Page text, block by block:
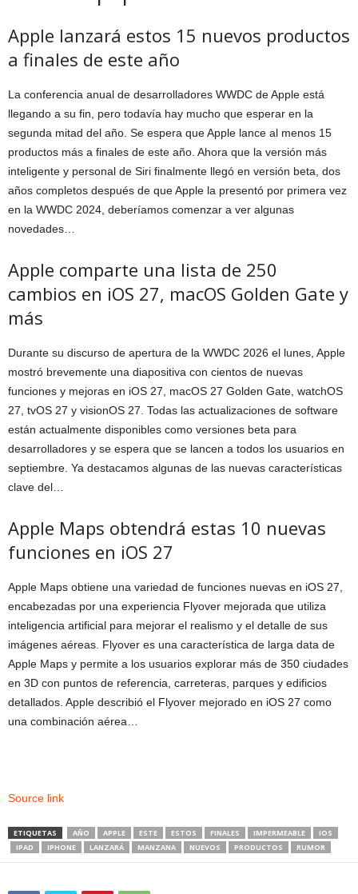
Apple lanzará estos 15 nuevos productos
a finales de este año
La conferencia anual de desarrolladores WWDC de Apple está
llegando a su fin, pero todavía hay mucho que esperar en la
segunda mitad del año. Se espera que Apple lance al menos 15
productos más a finales de este año. Ahora que la versión más
inteligente y personal de Siri finalmente llegó en versión beta, dos
años completos después de que Apple la presentó por primera vez
en la WWDC 2024, deberíamos comenzar a ver algunas
novedades…
Apple comparte una lista de 250
cambios en iOS 27, macOS Golden Gate y
más
Durante su discurso de apertura de la WWDC 2026 el lunes, Apple
mostró brevemente una diapositiva con cientos de nuevas
funciones y mejoras en iOS 27, macOS 27 Golden Gate, watchOS
27, tvOS 27 y visionOS 27. Todas las actualizaciones de software
están actualmente disponibles como versiones beta para
desarrolladores y se espera que se lancen a todos los usuarios en
septiembre. Ya destacamos algunas de las nuevas características
clave del…
Apple Maps obtendrá estas 10 nuevas
funciones en iOS 27
Apple Maps obtiene una variedad de funciones nuevas en iOS 27,
encabezadas por una experiencia Flyover mejorada que utiliza
inteligencia artificial para mejorar el realismo y el detalle de sus
imágenes aéreas. Flyover es una característica de larga data de
Apple Maps y permite a los usuarios explorar más de 350 ciudades
en 3D con puntos de referencia, carreteras, parques y edificios
detallados. Apple describió el Flyover mejorado en iOS 27 como
una combinación aérea…
Source link
ETIQUETAS AÑO APPLE ESTE ESTOS FINALES IMPERMEABLE
IOS
IPAD
IPHONE LANZARÁ MANZANA NUEVOS PRODUCTOS RUMOR